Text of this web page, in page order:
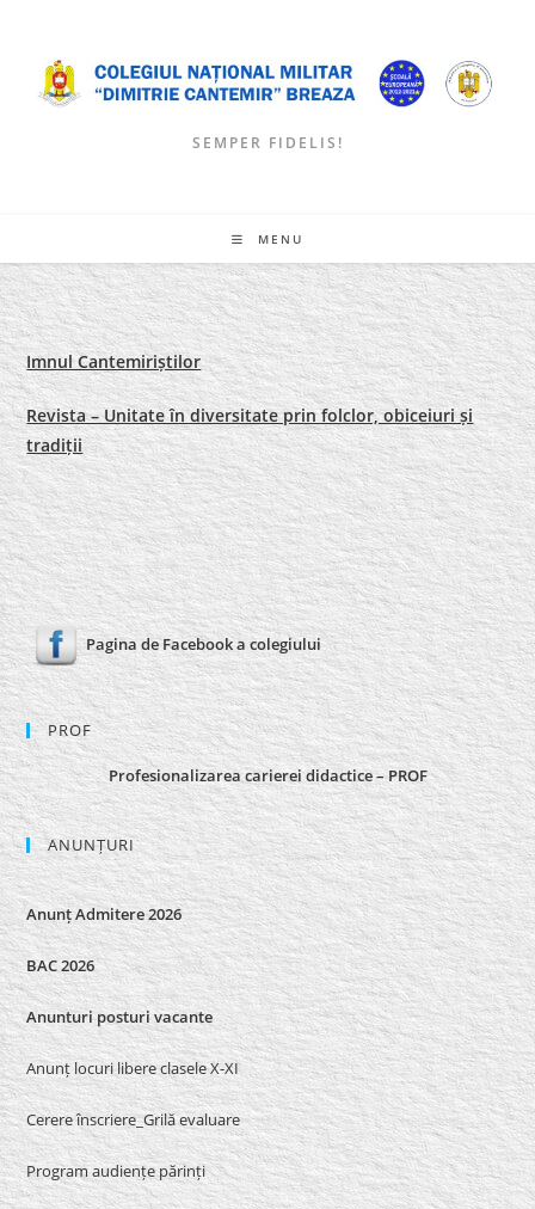
content
SEMPER FIDELIS!
MENU
Imnul Cantemiriștilor
Revista – Unitate în diversitate prin folclor, obiceiuri și
tradiții
Pagina de Facebook a colegiului
PROF
Profesionalizarea carierei didactice – PROF
ANUNȚURI
Anunț Admitere 2026
BAC 2026
Anunturi posturi vacante
Anunț locuri libere clasele X-XI
Cerere înscriere_Grilă evaluare
Program audiențe părinți